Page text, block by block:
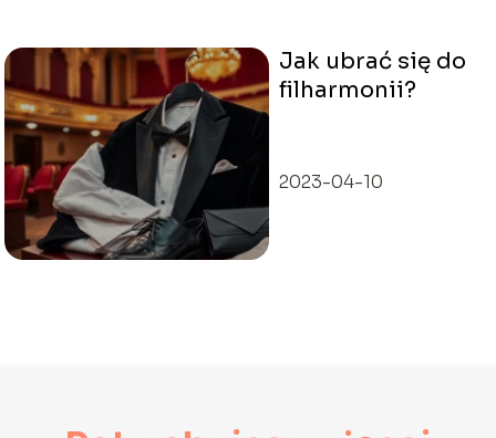
Jak ubrać się do
filharmonii?
2023-04-10